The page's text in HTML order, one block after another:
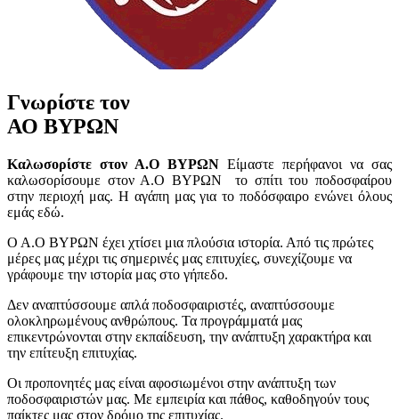
Γνωρίστε τον
ΑΟ ΒΥΡΩΝ
Καλωσορίστε στον Α.Ο ΒΥΡΩΝ Είμαστε περήφανοι να σας
καλωσορίσουμε στον Α.Ο ΒΥΡΩΝ το σπίτι του ποδοσφαίρου
στην περιοχή μας. Η αγάπη μας για το ποδόσφαιρο ενώνει όλους
εμάς εδώ.
Ο Α.Ο ΒΥΡΩΝ έχει χτίσει μια πλούσια ιστορία. Από τις πρώτες
μέρες μας μέχρι τις σημερινές μας επιτυχίες, συνεχίζουμε να
γράφουμε την ιστορία μας στο γήπεδο.
Δεν αναπτύσσουμε απλά ποδοσφαιριστές, αναπτύσσουμε
ολοκληρωμένους ανθρώπους. Τα προγράμματά μας
επικεντρώνονται στην εκπαίδευση, την ανάπτυξη χαρακτήρα και
την επίτευξη επιτυχίας.
Οι προπονητές μας είναι αφοσιωμένοι στην ανάπτυξη των
ποδοσφαιριστών μας. Με εμπειρία και πάθος, καθοδηγούν τους
παίκτες μας στον δρόμο της επιτυχίας.